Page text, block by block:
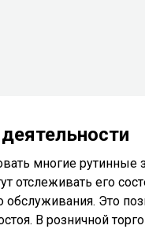
многие рутинные
отслеживать его
обслуживания. Это
В розничной